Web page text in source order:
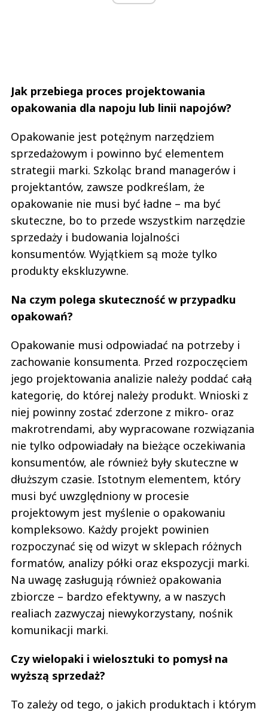
Jak przebiega proces projektowania
opakowania dla napoju lub linii napojów?
Opakowanie jest potężnym narzędziem
sprzedażowym i powinno być elementem
strategii marki. Szkoląc brand managerów i
projektantów, zawsze podkreślam, że
opakowanie nie musi być ładne – ma być
skuteczne, bo to przede wszystkim narzędzie
sprzedaży i budowania lojalności
konsumentów. Wyjątkiem są może tylko
produkty ekskluzywne.
Na czym polega skuteczność w przypadku
opakowań?
Opakowanie musi odpowiadać na potrzeby i
zachowanie konsumenta. Przed rozpoczęciem
jego projektowania analizie należy poddać całą
kategorię, do której należy produkt. Wnioski z
niej powinny zostać zderzone z mikro‑ oraz
makrotrendami, aby wypracowane rozwiązania
nie tylko odpowiadały na bieżące oczekiwania
konsumentów, ale również były skuteczne w
dłuższym czasie. Istotnym elementem, który
musi być uwzględniony w procesie
projektowym jest myślenie o opakowaniu
kompleksowo. Każdy projekt powinien
rozpoczynać się od wizyt w sklepach różnych
formatów, analizy półki oraz ekspozycji marki.
Na uwagę zasługują również opakowania
zbiorcze – bardzo efektywny, a w naszych
realiach zazwyczaj niewykorzystany, nośnik
komunikacji marki.
Czy wielopaki i wielosztuki to pomysł na
wyższą sprzedaż?
To zależy od tego, o jakich produktach i którym